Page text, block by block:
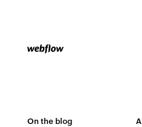
On the blog